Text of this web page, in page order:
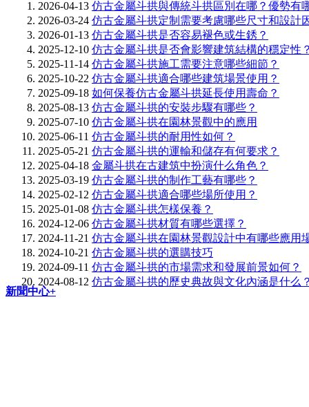
2026-04-13 仿古金屬斗拱與傳統斗拱區別在哪？優勢有
2026-03-24 仿古金屬斗拱定制需要考慮哪些尺寸和設計
2026-01-13 仿古金屬斗拱是否容易褪色或生銹？
2025-12-10 仿古金屬斗拱是否會影響建筑結構的穩定性
2025-11-14 仿古金屬斗拱施工需要注意哪些細節？
2025-10-22 仿古金屬斗拱適合哪些建筑場景使用？
2025-09-18 如何保養仿古金屬斗拱延長使用壽命？
2025-08-13 仿古金屬斗拱的安裝步驟有哪些？
2025-07-10 仿古金屬斗拱在園林景觀中的應用
2025-06-11 仿古金屬斗拱的耐用性如何？
2025-05-21 仿古金屬斗拱的運輸和儲存有何要求？
2025-04-18 金屬斗拱在古建筑中扮演什么角色？
2025-03-19 仿古金屬斗拱的制作工藝有哪些？
2025-02-12 仿古金屬斗拱適合哪些場所使用？
2025-01-08 仿古金屬斗拱怎樣保養？
2024-12-06 仿古金屬斗拱材質有哪些選擇？
2024-11-21 仿古金屬斗拱在園林景觀設計中有哪些應用
2024-10-21 仿古金屬斗拱的選購技巧
2024-09-11 仿古金屬斗拱的市場需求和發展前景如何？
2024-08-12 仿古金屬斗拱的歷史典故與文化內涵是什么
新聞中心+